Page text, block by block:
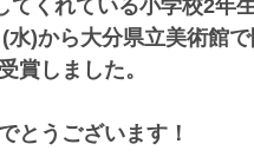
くれている小学校2年
)から大分県立美術館
賞しました。
とうございます！